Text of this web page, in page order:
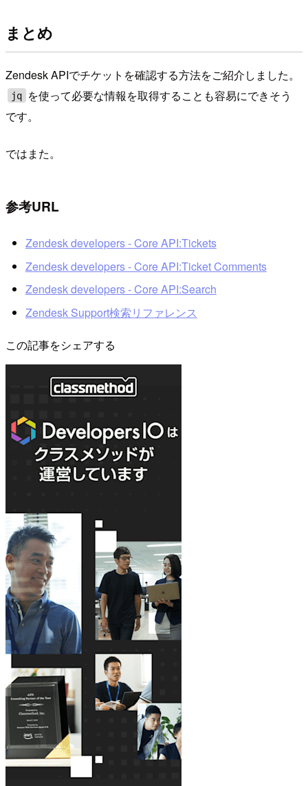
まとめ
Zendesk APIでチケットを確認する方法をご紹介しました。
jq
を使って必要な情報を取得することも容易にできそう
です。
ではまた。
参考URL
Zendesk developers - Core API:Tickets
Zendesk developers - Core API:Ticket Comments
Zendesk developers - Core API:Search
Zendesk Support検索リファレンス
この記事をシェアする